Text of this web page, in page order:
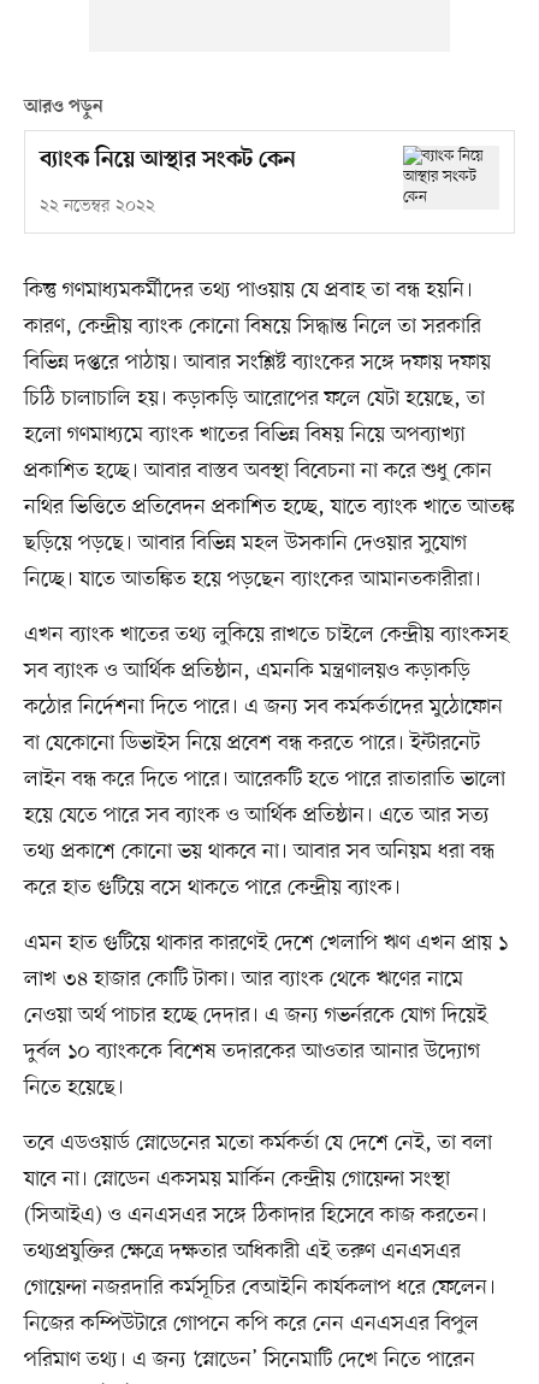
আরও পড়ুন
ব্যাংক নিয়ে আস্থার সংকট কেন
২২ নভেম্বর ২০২২
কিন্তু গণমাধ্যমকর্মীদের তথ্য পাওয়ায় যে প্রবাহ তা বন্ধ হয়নি।
কারণ, কেন্দ্রীয় ব্যাংক কোনো বিষয়ে সিদ্ধান্ত নিলে তা সরকারি
বিভিন্ন দপ্তরে পাঠায়। আবার সংশ্লিষ্ট ব্যাংকের সঙ্গে দফায় দফায়
চিঠি চালাচালি হয়। কড়াকড়ি আরোপের ফলে যেটা হয়েছে, তা
হলো গণমাধ্যমে ব্যাংক খাতের বিভিন্ন বিষয় নিয়ে অপব্যাখ্যা
প্রকাশিত হচ্ছে। আবার বাস্তব অবস্থা বিবেচনা না করে শুধু কোন
নথির ভিত্তিতে প্রতিবেদন প্রকাশিত হচ্ছে, যাতে ব্যাংক খাতে আতঙ্ক
ছড়িয়ে পড়ছে। আবার বিভিন্ন মহল উসকানি দেওয়ার সুযোগ
নিচ্ছে। যাতে আতঙ্কিত হয়ে পড়ছেন ব্যাংকের আমানতকারীরা।
এখন ব্যাংক খাতের তথ্য লুকিয়ে রাখতে চাইলে কেন্দ্রীয় ব্যাংকসহ
সব ব্যাংক ও আর্থিক প্রতিষ্ঠান, এমনকি মন্ত্রণালয়ও কড়াকড়ি
কঠোর নির্দেশনা দিতে পারে। এ জন্য সব কর্মকর্তাদের মুঠোফোন
বা যেকোনো ডিভাইস নিয়ে প্রবেশ বন্ধ করতে পারে। ইন্টারনেট
লাইন বন্ধ করে দিতে পারে। আরেকটি হতে পারে রাতারাতি ভালো
হয়ে যেতে পারে সব ব্যাংক ও আর্থিক প্রতিষ্ঠান। এতে আর সত্য
তথ্য প্রকাশে কোনো ভয় থাকবে না। আবার সব অনিয়ম ধরা বন্ধ
করে হাত গুটিয়ে বসে থাকতে পারে কেন্দ্রীয় ব্যাংক।
এমন হাত গুটিয়ে থাকার কারণেই দেশে খেলাপি ঋণ এখন প্রায় ১
লাখ ৩৪ হাজার কোটি টাকা। আর ব্যাংক থেকে ঋণের নামে
নেওয়া অর্থ পাচার হচ্ছে দেদার। এ জন্য গভর্নরকে যোগ দিয়েই
দুর্বল ১০ ব্যাংককে বিশেষ তদারকের আওতার আনার উদ্যোগ
নিতে হয়েছে।
তবে এডওয়ার্ড স্নোডেনের মতো কর্মকর্তা যে দেশে নেই, তা বলা
যাবে না। স্নোডেন একসময় মার্কিন কেন্দ্রীয় গোয়েন্দা সংস্থা
(সিআইএ) ও এনএসএর সঙ্গে ঠিকাদার হিসেবে কাজ করতেন।
তথ্যপ্রযুক্তির ক্ষেত্রে দক্ষতার অধিকারী এই তরুণ এনএসএর
গোয়েন্দা নজরদারি কর্মসূচির বেআইনি কার্যকলাপ ধরে ফেলেন।
নিজের কম্পিউটারে গোপনে কপি করে নেন এনএসএর বিপুল
পরিমাণ তথ্য। এ জন্য ‘স্নোডেন’ সিনেমাটি দেখে নিতে পারেন